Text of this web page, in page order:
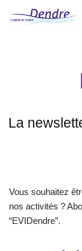
La
Vous souhaitez
nos activités ?
“EVIDendre”.